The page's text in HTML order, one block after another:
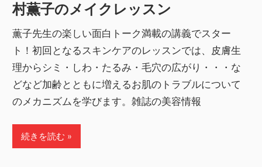
村薫子のメイクレッスン
薫子先生の楽しい面白トーク満載の講義でスター
ト！初回となるスキンケアのレッスンでは、皮膚生
理からシミ・しわ・たるみ・毛穴の広がり・・・な
どなど加齢とともに増えるお肌のトラブルについて
のメカニズムを学びます。雑誌の美容情報
続きを読む